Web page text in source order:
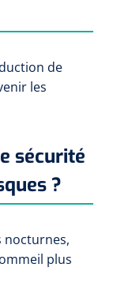
de
les
sécurité
?
nocturnes,
plus